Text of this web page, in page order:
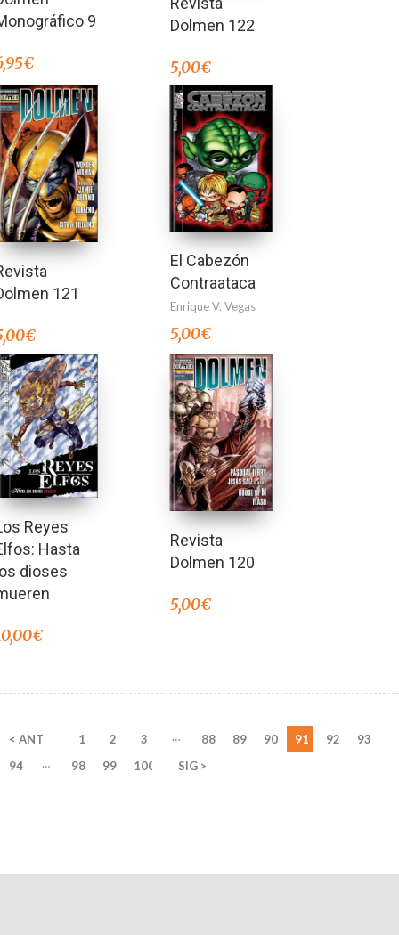
9
€
Dolmen 122
5,00€
121
€
El Cabezón
Contraataca
Enrique V. Vegas
5,00€
Reyes
Hasta
dioses
€
Revista
Dolmen 120
5,00€
< ANT 1 2 3 … 88 89 90 91 92
93
94
… 98 99 100 SIG >